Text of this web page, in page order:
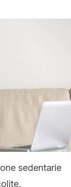
sedentarie